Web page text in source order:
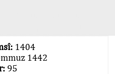
1404
1442
95